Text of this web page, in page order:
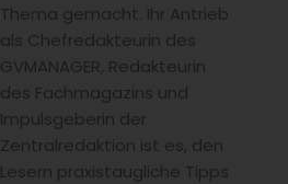
Thema gemacht. Ihr Antrieb
als Chefredakteurin des
GVMANAGER, Redakteurin
des Fachmagazins und
Impulsgeberin der
Zentralredaktion ist es, den
Lesern praxistaugliche Tipps